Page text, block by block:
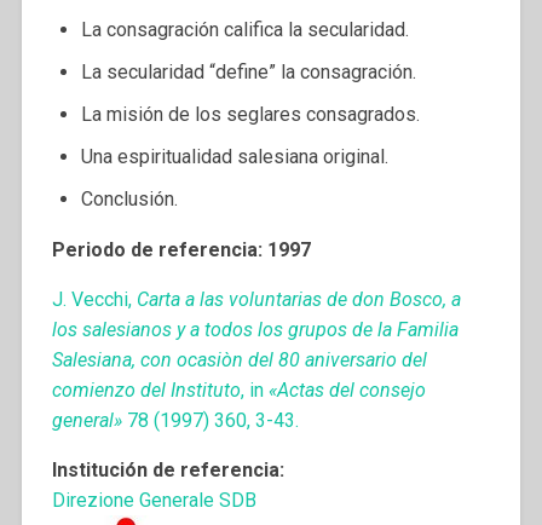
La consagración califica la secularidad.
La secularidad “define” la consagración.
La misión de los seglares consagrados.
Una espiritualidad salesiana original.
Conclusión.
Periodo de referencia: 1997
J. Vecchi, Carta a las voluntarias de don Bosco, a
los salesianos y a todos los grupos de la Familia
Salesiana, con ocasiòn del 80 aniversario del
comienzo del Instituto, in «Actas del consejo
general»78 (1997) 360, 3-43.
Institución de referencia:
Direzione Generale SDB